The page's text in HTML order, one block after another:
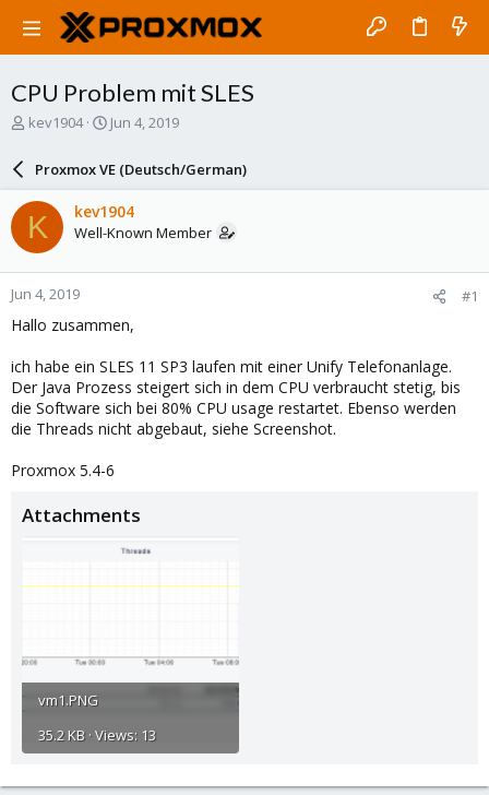
CPU Problem mit SLES
T
a
d
s
t
a
r
t
e
kev1904
S
a
r
d
a
e
Jun 4, 2019
Proxmox VE (Deutsch/German)
K kev1904
Well-Known Member
Jun 4, 2019 #1
Hallo zusammen,
ich habe ein SLES 11 SP3 laufen mit einer Unify Telefonanlage.
Der Java Prozess steigert sich in dem CPU verbraucht stetig, bis
die Software sich bei 80% CPU usage restartet. Ebenso werden
die Threads nicht abgebaut, siehe Screenshot.
Proxmox 5.4-6
Attachments
vm1.PNG
35.2 KB · Views: 13